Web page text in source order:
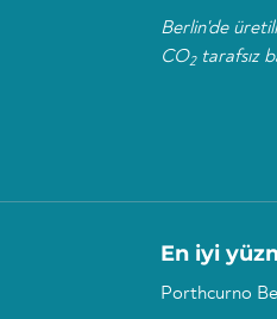
Berlin'de
CO2tarafsız
En iyi
Porthcurno